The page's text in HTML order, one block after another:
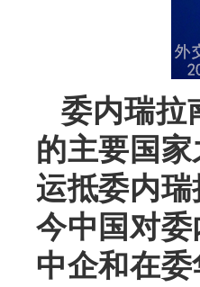
委内瑞拉
的主要国
运抵委内
今中国对
中企和在